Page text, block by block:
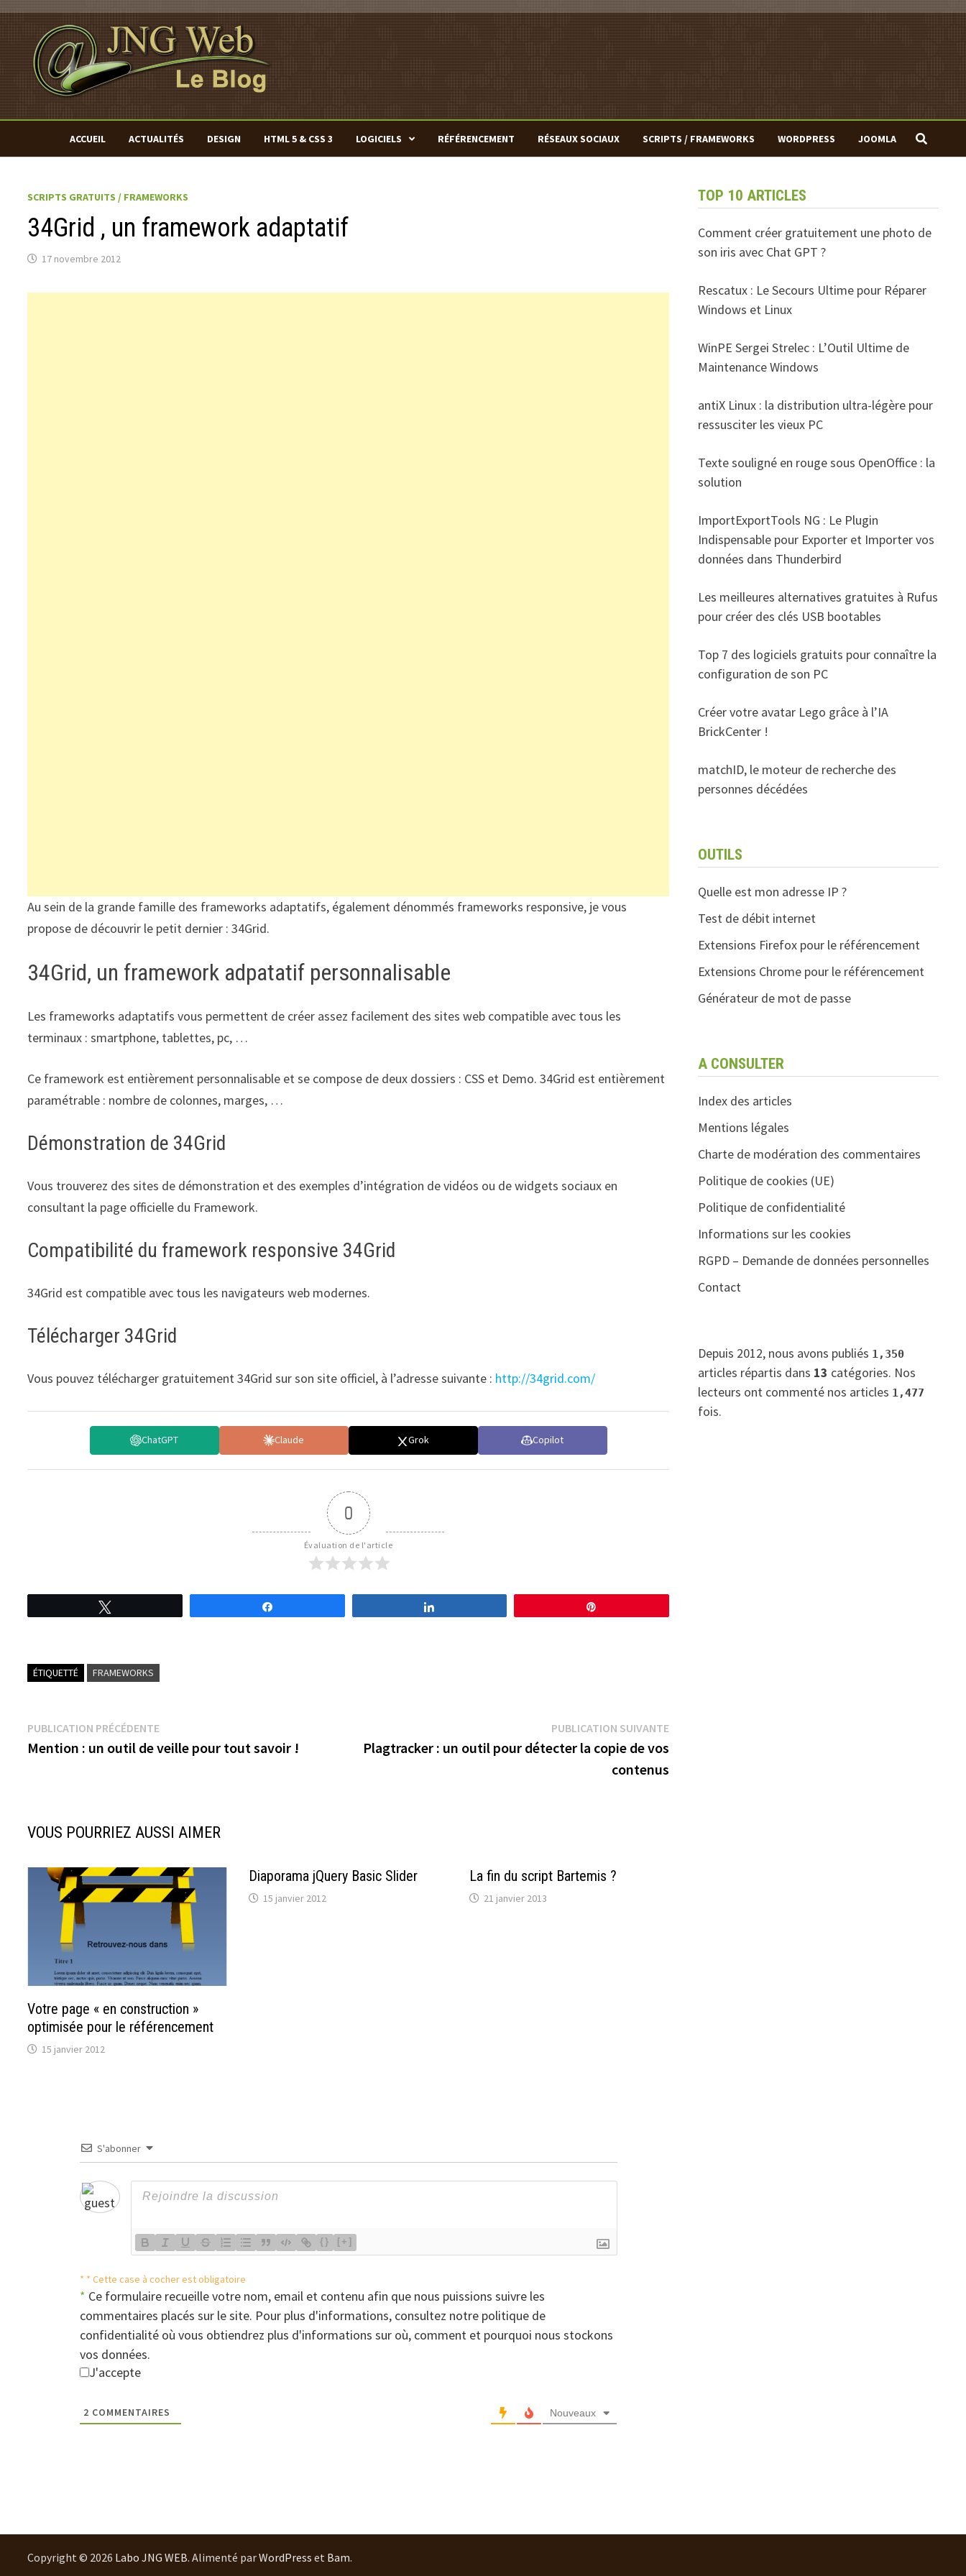
Passer
contenu
ACCUEIL ACTUALITÉS DESIGN HTML 5 & CSS 3 LOGICIELS RÉFÉRENCEMENT RÉSEAUX SOCIAUX SCRIPTS / FRAMEWORKS WORDPRESS JOOMLA
SCRIPTS GRATUITS / FRAMEWORKS
34Grid , un framework adaptatif
17 novembre 2012
Au sein de la grande famille des frameworks adaptatifs, également dénommés frameworks responsive, je vous
propose de découvrir le petit dernier : 34Grid.
34Grid, un framework adpatatif personnalisable
Les frameworks adaptatifs vous permettent de créer assez facilement des sites web compatible avec tous les
terminaux : smartphone, tablettes, pc, …
Ce framework est entièrement personnalisable et se compose de deux dossiers : CSS et Demo. 34Grid est entièrement
paramétrable : nombre de colonnes, marges, …
Démonstration de 34Grid
Vous trouverez des sites de démonstration et des exemples d’intégration de vidéos ou de widgets sociaux en
consultant la page officielle du Framework.
Compatibilité du framework responsive 34Grid
34Grid est compatible avec tous les navigateurs web modernes.
Télécharger 34Grid
Vous pouvez télécharger gratuitement 34Grid sur son site officiel, à l’adresse suivante : http://34grid.com/
ChatGPT Claude Grok Copilot
0
Évaluation de l'article
ÉTIQUETTÉ FRAMEWORKS
Navigation
de
PUBLICATION PRÉCÉDENTEPublication
précédente :
Mention : un outil de veille pour tout savoir !
PUBLICATION SUIVANTEPublication
suivante :
Plagtracker : un outil pour détecter la copie de vos
contenus
VOUS POURRIEZ AUSSI AIMER
Votre page « en construction »
optimisée pour le référencement
15 janvier 2012
Diaporama jQuery Basic Slider
15 janvier 2012
La fin du script Bartemis ?
21 janvier 2013
S'abonner
{} [+]
* * Cette case à cocher est obligatoire
* Ce formulaire recueille votre nom, email et contenu afin que nous puissions suivre les
commentaires placés sur le site. Pour plus d'informations, consultez notre politique de
confidentialité où vous obtiendrez plus d'informations sur où, comment et pourquoi nous stockons
vos données.
J'accepte
2 COMMENTAIRES Nouveaux
TOP 10 ARTICLES
Comment créer gratuitement une photo de
son iris avec Chat GPT ?
Rescatux : Le Secours Ultime pour Réparer
Windows et Linux
WinPE Sergei Strelec : L’Outil Ultime de
Maintenance Windows
antiX Linux : la distribution ultra-légère pour
ressusciter les vieux PC
Texte souligné en rouge sous OpenOffice : la
solution
ImportExportTools NG : Le Plugin
Indispensable pour Exporter et Importer vos
données dans Thunderbird
Les meilleures alternatives gratuites à Rufus
pour créer des clés USB bootables
Top 7 des logiciels gratuits pour connaître la
configuration de son PC
Créer votre avatar Lego grâce à l’IA
BrickCenter !
matchID, le moteur de recherche des
personnes décédées
OUTILS
Quelle est mon adresse IP ?
Test de débit internet
Extensions Firefox pour le référencement
Extensions Chrome pour le référencement
Générateur de mot de passe
A CONSULTER
Index des articles
Mentions légales
Charte de modération des commentaires
Politique de cookies (UE)
Politique de confidentialité
Informations sur les cookies
RGPD – Demande de données personnelles
Contact
Depuis 2012, nous avons publiés 1,350
articles répartis dans 13 catégories. Nos
lecteurs ont commenté nos articles 1,477
fois.
Copyright © 2026 Labo JNG WEB. Alimenté parWordPress et Bam.